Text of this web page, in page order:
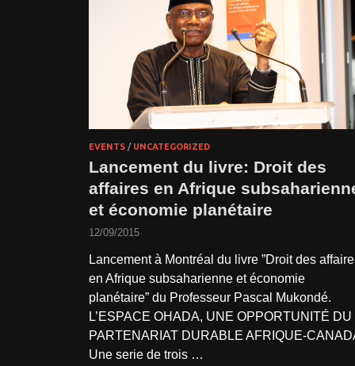
EVENTS / UNCATEGORIZED
Lancement du livre: Droit des
affaires en Afrique
et économie planétaire
12/09/2015
Lancement à Montréal du livre ”Droit des
en Afrique subsaharienne et économie
planétaire” du Professeur Pascal Mukondé.
L’ESPACE OHADA, UNE OPPORTUNITÉ DU
PARTENARIAT DURABLE AFRIQUE-
Une serie de trois …